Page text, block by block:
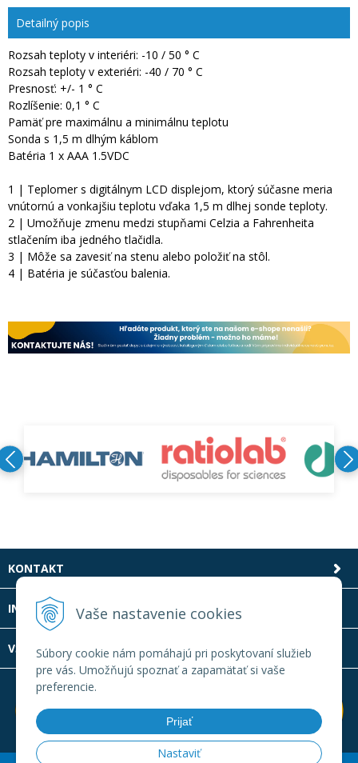
Vaše nastavenie cookies
Súbory cookie nám pomáhajú pri poskytovaní služieb
pre vás. Umožňujú spoznať a zapamätať si vaše
preferencie.
Prijať
Nastaviť
Detailný popis
Rozsah teploty v interiéri: -10 / 50 ° C
Rozsah teploty v exteriéri: -40 / 70 ° C
Presnosť: +/- 1 ° C
Rozlíšenie: 0,1 ° C
Pamäť pre maximálnu a minimálnu teplotu
Sonda s 1,5 m dlhým káblom
Batéria 1 x AAA 1.5VDC
1 | Teplomer s digitálnym LCD displejom, ktorý súčasne meria
vnútornú a vonkajšiu teplotu vďaka 1,5 m dlhej sonde teploty.
2 | Umožňuje zmenu medzi stupňami Celzia a Fahrenheita
stlačením iba jedného tlačidla.
3 | Môže sa zavesiť na stenu alebo položiť na stôl.
4 | Batéria je súčasťou balenia.
KONTAKT
INFOLINKA
VŠETKO O NÁKUPE